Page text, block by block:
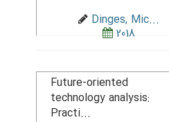
Dinges, Mic...
2018
Future-oriented
technology analysis:
Practi...